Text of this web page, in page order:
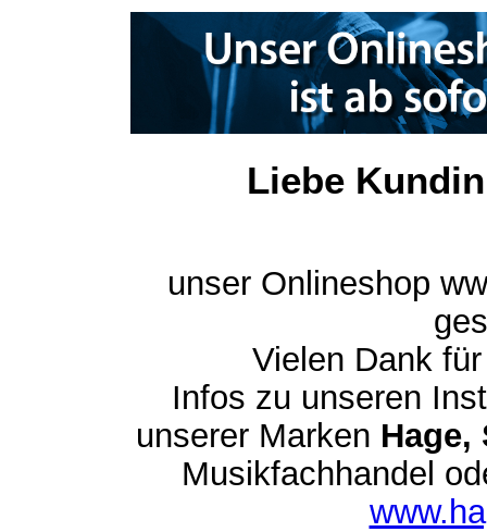
Liebe
unser Onlineshop
Vielen Dank
Infos zu unseren
unserer Marken Hage,
Musikfachhandel